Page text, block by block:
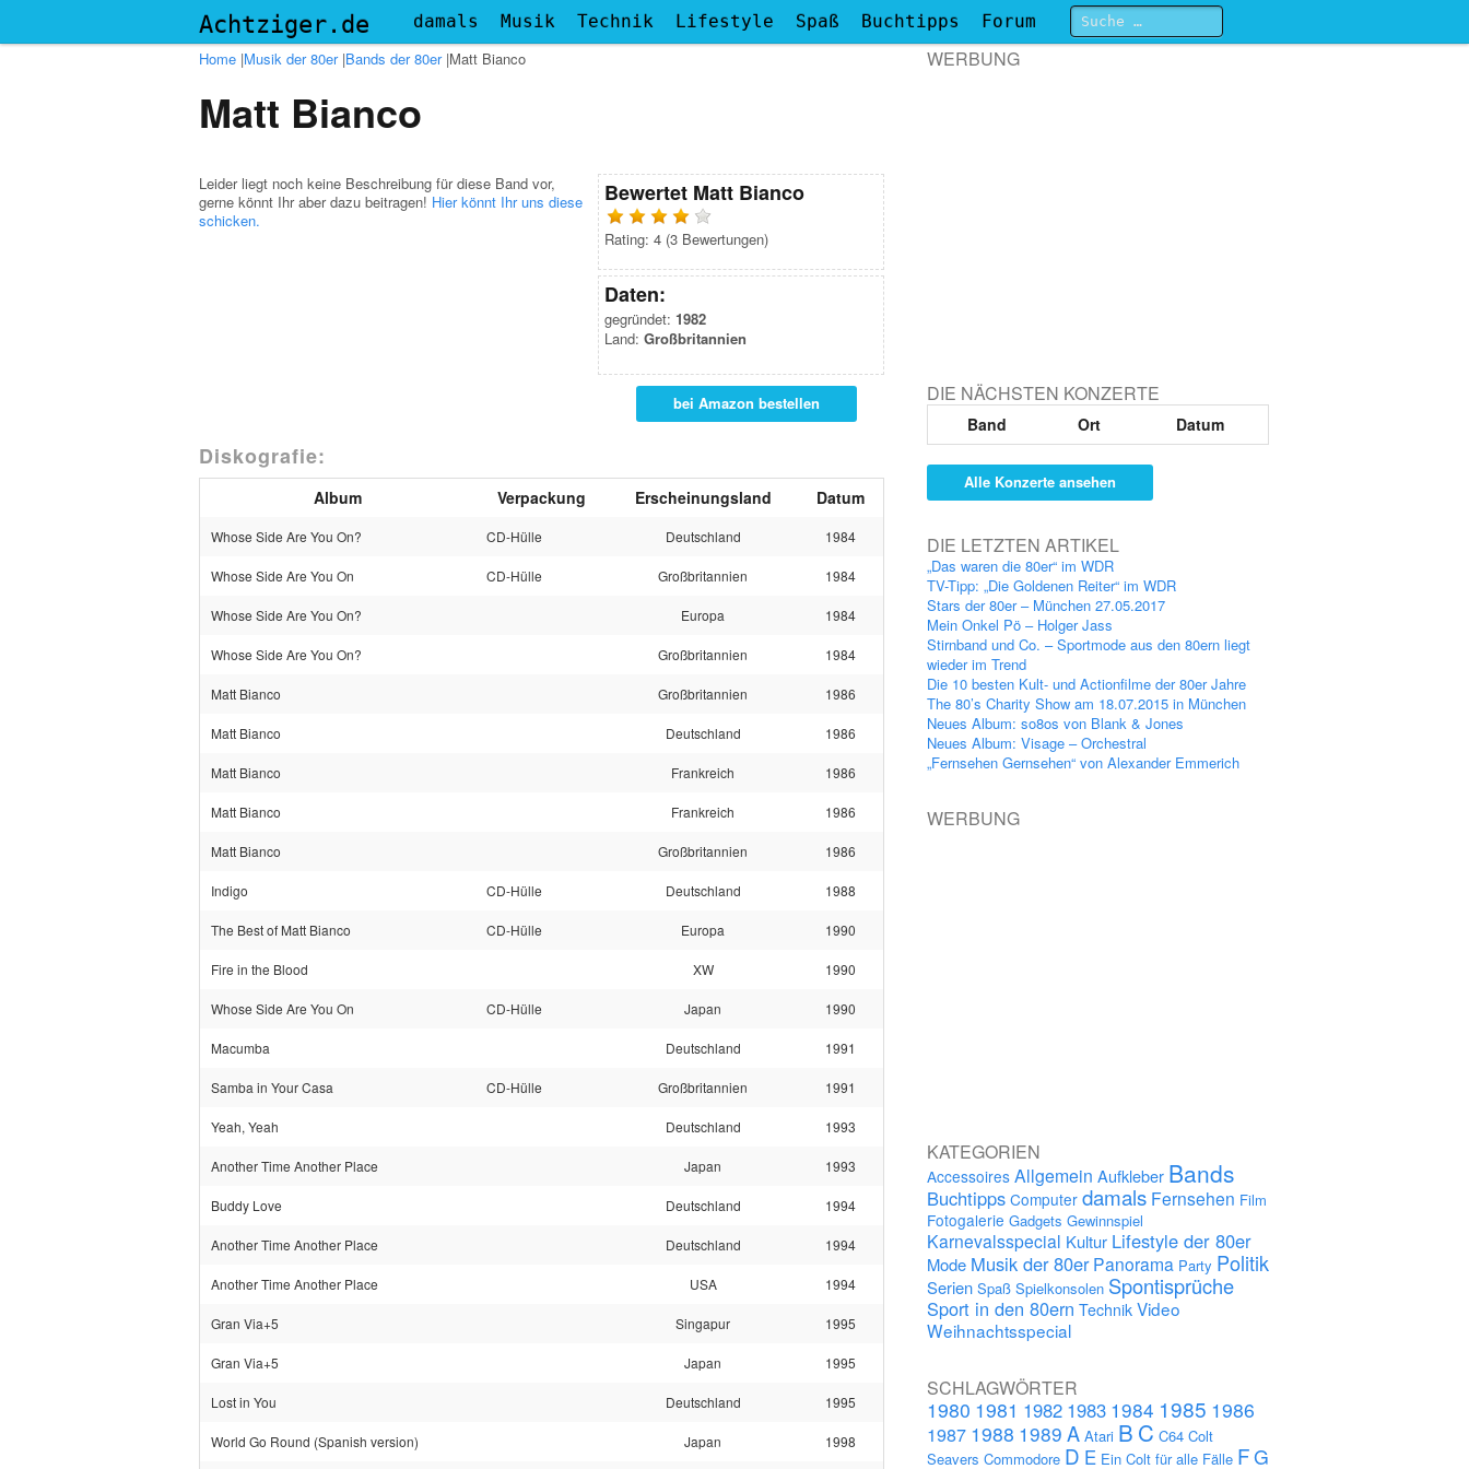
Achtziger.de
Menu
damals Musik Technik Lifestyle Spaß Buchtipps
Forum
Home |Musik der 80er|Bands der 80er|Matt Bianco
Matt Bianco
Bewertet Matt Bianco
Rating:4 (3 Bewertungen)
Daten:
gegründet: 1982
Land:Großbritannien
bei Amazon bestellen
Leider liegt noch keine Beschreibung für diese Band vor,
gerne könnt Ihr aber dazu beitragen! Hier könnt Ihr uns diese
schicken.
Diskografie:
Album Verpackung Erscheinungsland Datum
Whose Side Are You On? CD-Hülle Deutschland 1984
Whose Side Are You On CD-Hülle Großbritannien 1984
Whose Side Are You On? Europa 1984
Whose Side Are You On? Großbritannien 1984
Matt Bianco Großbritannien 1986
Matt Bianco Deutschland 1986
Matt Bianco Frankreich 1986
Matt Bianco Frankreich 1986
Matt Bianco Großbritannien 1986
Indigo CD-Hülle Deutschland 1988
The Best of Matt Bianco CD-Hülle Europa 1990
Fire in the Blood XW 1990
Whose Side Are You On CD-Hülle Japan 1990
Macumba Deutschland 1991
Samba in Your Casa CD-Hülle Großbritannien 1991
Yeah, Yeah Deutschland 1993
Another Time Another Place Japan 1993
Buddy Love Deutschland 1994
Another Time Another Place Deutschland 1994
Another Time Another Place USA 1994
Gran Via+5 Singapur 1995
Gran Via+5 Japan 1995
Lost in You Deutschland 1995
World Go Round (Spanish version) Japan 1998
WERBUNG
DIE NÄCHSTEN KONZERTE
Band Ort Datum
Alle Konzerte ansehen
DIE LETZTEN ARTIKEL
„Das waren die 80er“ im WDR
TV-Tipp: „Die Goldenen Reiter“ im WDR
Stars der 80er – München 27.05.2017
Mein Onkel Pö – Holger Jass
Stirnband und Co. – Sportmode aus den 80ern liegt
wieder im Trend
Die 10 besten Kult- und Actionfilme der 80er Jahre
The 80’s Charity Show am 18.07.2015 in München
Neues Album: so8os von Blank & Jones
Neues Album: Visage – Orchestral
„Fernsehen Gernsehen“ von Alexander Emmerich
WERBUNG
KATEGORIEN
Accessoires Allgemein Aufkleber Bands
Buchtipps Computer damals Fernsehen Film
Fotogalerie Gadgets Gewinnspiel
Karnevalsspecial Kultur Lifestyle der 80er
Mode Musik der 80er Panorama Party Politik
Serien Spaß Spielkonsolen Spontisprüche
Sport in den 80ern Technik Video
Weihnachtsspecial
SCHLAGWÖRTER
1980 1981 1982 1983 1984 1985 1986
1987 1988 1989 A Atari B C C64 Colt
Seavers Commodore D E Ein Colt für alle Fälle FG